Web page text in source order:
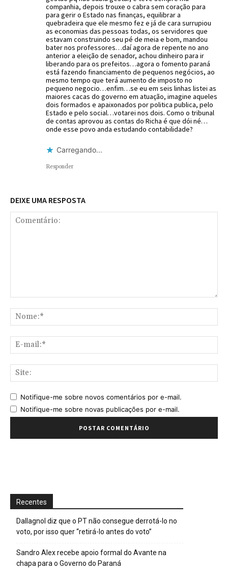
companhia, depois trouxe o cabra sem coração para
para gerir o Estado nas finanças, equilibrar a
quebradeira que ele mesmo fez e já de cara surrupiou
as economias das pessoas todas, os servidores que
estavam construindo seu pé de meia e bom, mandou
bater nos professores…daí agora de repente no ano
anterior a eleição de senador, achou dinheiro para ir
liberando para os prefeitos…agora o fomento paraná
está fazendo financiamento de pequenos negócios, ao
mesmo tempo que terá aumento de imposto no
pequeno negocio…enfim…se eu em seis linhas listei as
maiores cacas do governo em atuação, imagine aqueles
dois formados e apaixonados por politica publica, pelo
Estado e pelo social…votarei nos dois. Como o tribunal
de contas aprovou as contas do Richa é que dói né…
onde esse povo anda estudando contabilidade?
Carregando...
Responder
DEIXE UMA RESPOSTA
Notifique-me sobre novos comentários por e-mail.
Notifique-me sobre novas publicações por e-mail.
Recentes
Dallagnol diz que o PT não consegue derrotá-lo no
voto, por isso quer “retirá-lo antes do voto”
Sandro Alex recebe apoio formal do Avante na
chapa para o Governo do Paraná